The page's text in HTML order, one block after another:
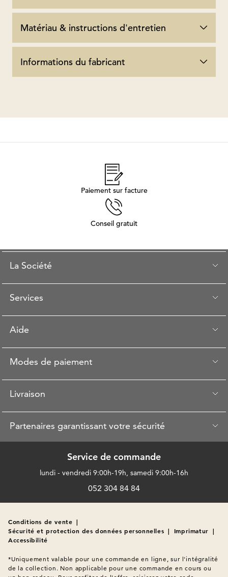
Matériau & instructions d'entretien
Informations du fabricant
Paiement sur facture
Conseil gratuit
La Société
Services
Aide
Modes de paiement
Livraison
Partenaires garantissant votre sécurité
Service de commande
lundi - vendredi 9:00h-19h, samedi 9:00h-16h
052 304 84 84
Conditions de vente |
Sécurité et protection des données personnelles | Imprimatur |
Accessibilité
*Uniquement valable pour une commande en ligne, sur l'intégralité
de la collection. Non applicable pour une commande en cours ou